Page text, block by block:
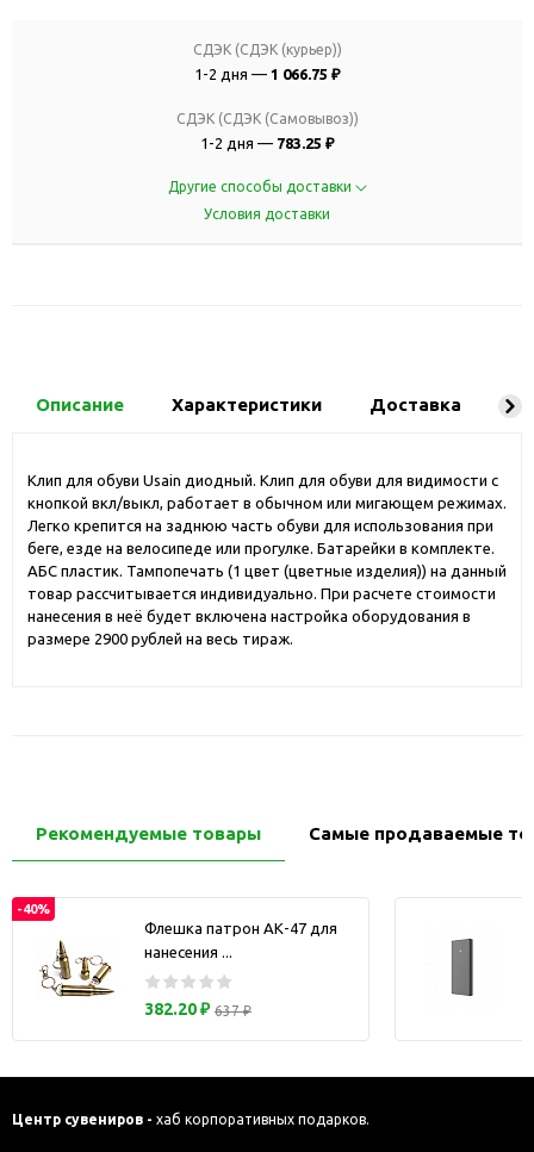
СДЭК (СДЭК (курьер))
1-2 дня — 1 066.75 ₽
СДЭК (СДЭК (Самовывоз))
1-2 дня — 783.25 ₽
Другие способы доставки
Условия доставки
Описание Характеристики Доставка
Клип для обуви Usain диодный. Клип для обуви для видимости с
кнопкой вкл/выкл, работает в обычном или мигающем режимах.
Легко крепится на заднюю часть обуви для использования при
беге, езде на велосипеде или прогулке. Батарейки в комплекте.
АБС пластик. Тампопечать (1 цвет (цветные изделия)) на данный
товар рассчитывается индивидуально. При расчете стоимости
нанесения в неё будет включена настройка оборудования в
размере 2900 рублей на весь тираж.
Рекомендуемые товары Самые продаваемые
-40%
Флешка патрон АК-47 для
нанесения ...
382.20 ₽ 637 ₽
Центр сувениров - хаб корпоративных подарков.